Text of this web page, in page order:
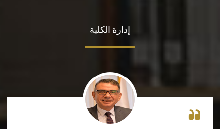
إدارة الكلية